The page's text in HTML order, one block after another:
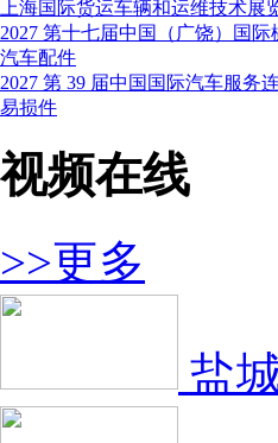
上海国际货运车辆和运维技术展
2027 第十七届中国（广饶）国际
汽车配件
2027 第 39 届中国国际汽车服务
易损件
视频在线
>>更多
盐